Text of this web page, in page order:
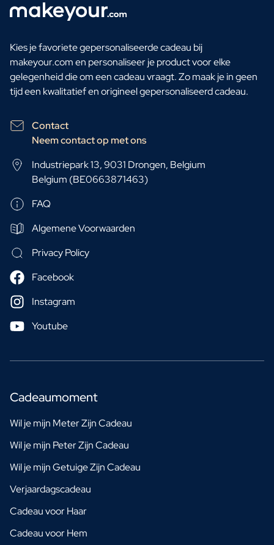
Kies je favoriete gepersonaliseerde cadeau bij
makeyour.com en personaliseer je product voor elke
gelegenheid die om een cadeau vraagt. Zo maak je in geen
tijd een kwalitatief en origineel gepersonaliseerd cadeau.
Contact
Neem contact op met ons
Industriepark 13, 9031 Drongen, Belgium
Belgium (BE0663871463)
FAQ
Algemene Voorwaarden
Privacy Policy
Facebook
Instagram
Youtube
Cadeaumoment
Wil je mijn Meter Zijn Cadeau
Wil je mijn Peter Zijn Cadeau
Wil je mijn Getuige Zijn Cadeau
Verjaardagscadeau
Cadeau voor Haar
Cadeau voor Hem